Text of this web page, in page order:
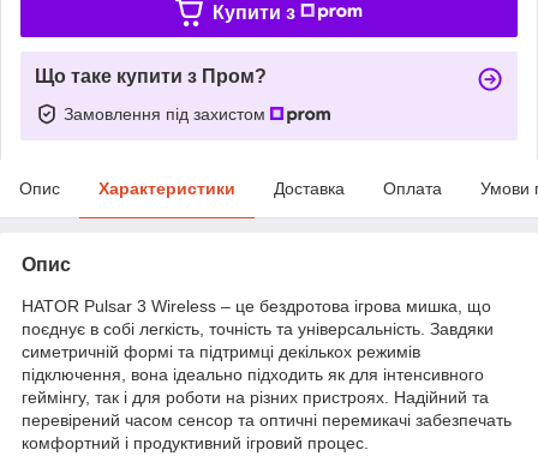
Купити з
Що таке купити з Пром?
Замовлення під захистом
Опис Характеристики Доставка Оплата Умови
Опис
HATOR Pulsar 3 Wireless – це бездротова ігрова мишка, що
поєднує в собі легкість, точність та універсальність. Завдяки
симетричній формі та підтримці декількох режимів
підключення, вона ідеально підходить як для інтенсивного
геймінгу, так і для роботи на різних пристроях. Надійний та
перевірений часом сенсор та оптичні перемикачі забезпечать
комфортний і продуктивний ігровий процес.